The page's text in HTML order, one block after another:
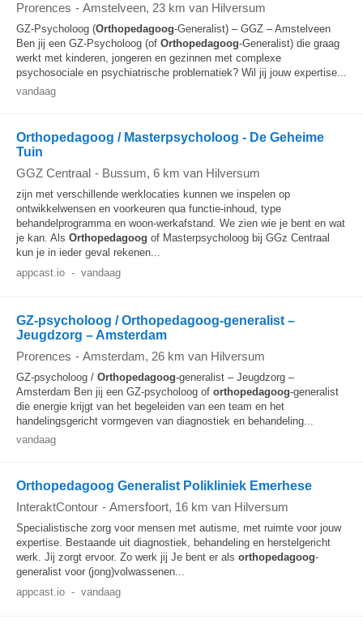
Prorences - Amstelveen, 23 km van Hilversum
GZ-Psycholoog (Orthopedagoog-Generalist) – GGZ – Amstelveen
Ben jij een GZ-Psycholoog (of Orthopedagoog-Generalist) die graag
werkt met kinderen, jongeren en gezinnen met complexe
psychosociale en psychiatrische problematiek? Wil jij jouw expertise...
vandaag
Orthopedagoog / Masterpsycholoog - De Geheime
Tuin
GGZ Centraal - Bussum, 6 km van Hilversum
zijn met verschillende werklocaties kunnen we inspelen op
ontwikkelwensen en voorkeuren qua functie-inhoud, type
behandelprogramma en woon-werkafstand. We zien wie je bent en wat
je kan. Als Orthopedagoog of Masterpsycholoog bij GGz Centraal
kun je in ieder geval rekenen...
appcast.io - vandaag
GZ-psycholoog / Orthopedagoog-generalist –
Jeugdzorg – Amsterdam
Prorences - Amsterdam, 26 km van Hilversum
GZ-psycholoog / Orthopedagoog-generalist – Jeugdzorg –
Amsterdam Ben jij een GZ-psycholoog of orthopedagoog-generalist
die energie krijgt van het begeleiden van een team en het
handelingsgericht vormgeven van diagnostiek en behandeling...
vandaag
Orthopedagoog Generalist Polikliniek Emerhese
InteraktContour - Amersfoort, 16 km van Hilversum
Specialistische zorg voor mensen met autisme, met ruimte voor jouw
expertise. Bestaande uit diagnostiek, behandeling en herstelgericht
werk. Jij zorgt ervoor. Zo werk jij Je bent er als orthopedagoog-
generalist voor (jong)volwassenen...
appcast.io - vandaag